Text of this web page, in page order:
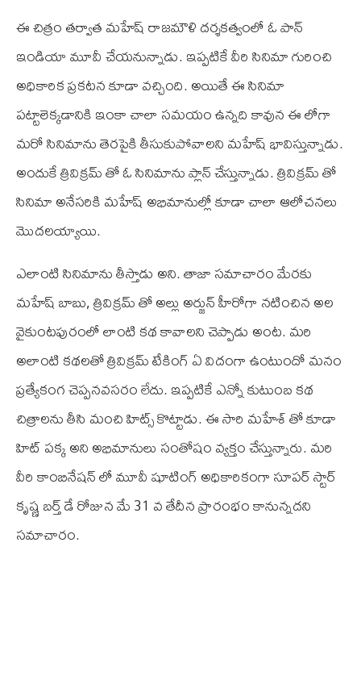
ఈ చిత్రం తర్వాత మహేష్ రాజమౌళి దర్శకత్వంలో ఓ పాన్
ఇండియా మూవీ చేయనున్నాడు. ఇప్పటికే వీరి సినిమా గురించి
అధికారిక ప్రకటన కూడా వచ్చింది. అయితే ఈ సినిమా
పట్టాలెక్కడానికి ఇంకా చాలా సమయం ఉన్నది కావున ఈ లోగా
మరో సినిమాను తెరపైకి తీసుకుపోవాలని మహేష్ భావిస్తున్నాడు.
అందుకే త్రివిక్రమ్ తో ఓ సినిమాను ప్లాన్ చేస్తున్నాడు. త్రివిక్రమ్ తో
సినిమా అనేసరికి మహేష్ అభిమానుల్లో కూడా చాలా ఆలోచనలు
మొదలయ్యాయి.
ఎలాంటి సినిమాను తీస్తాడు అని. తాజా సమాచారం మేరకు
మహేష్ బాబు, త్రివిక్రమ్ తో అల్లు అర్జున్ హీరోగా నటించిన అల
వైకుంటపురంలో లాంటి కథ కావాలని చెప్పాడు అంట. మరి
అలాంటి కథలతో త్రివిక్రమ్ టేకింగ్ ఏ విదంగా ఉంటుందో మనం
ప్రత్యేకంగ చెప్పనవసరం లేదు. ఇప్పటికే ఎన్నో కుటుంబ కథ
చిత్రాలను తీసి మంచి హిట్స్ కొట్టాడు. ఈ సారి మహేశ్ తో కూడా
హిట్ పక్క అని అభిమానులు సంతోషం వ్యక్తం చేస్తున్నారు. మరి
వీరి కాంబినేషన్ లో మూవీ షూటింగ్ అధికారికంగా సూపర్ స్టార్
కృష్ణ బర్త్ డే రోజున మే 31 వ తేదీన ప్రారంభం కానున్నదని
సమాచారం.